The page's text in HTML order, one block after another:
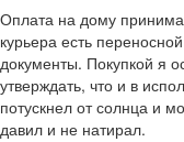
Оплата на дому
курьера есть
документы. Покупкой я
утверждать, что и в
потускнел от солнца и
давил и не натирал.